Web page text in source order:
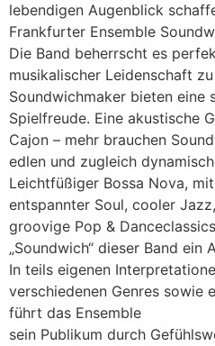
lebendigen Augenblick
Frankfurter Ensemble
Die Band beherrscht es
musikalischer Leidenschaft
Soundwichmaker bieten eine
Spielfreude. Eine akustische
Cajon – mehr brauchen
edlen und zugleich
Leichtfüßiger Bossa Nova,
entspannter Soul, cooler
groovige Pop &
„Soundwich“ dieser Band ein
In teils eigenen
verschiedenen Genres sowie
führt das Ensemble
sein Publikum durch